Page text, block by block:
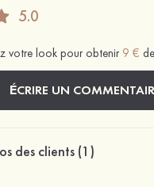
5.0
votre look pour obtenir 9 €
ÉCRIRE UN
des clients (1)